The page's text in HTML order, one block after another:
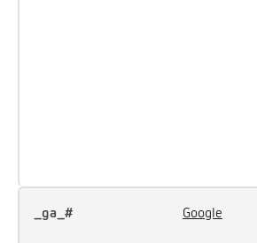
_ga_# Google